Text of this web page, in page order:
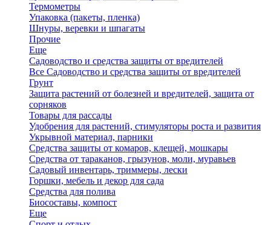
Термометры
Упаковка (пакеты, пленка)
Шнуры, веревки и шпагаты
Прочие
Еще
Садоводство и средства защиты от вредителей
Все Садоводство и средства защиты от вредителей
Грунт
Защита растений от болезней и вредителей, защита от
сорняков
Товары для рассады
Удобрения для растений, стимуляторы роста и развития
Укрывной материал, парники
Средства защиты от комаров, клещей, мошкары
Средства от тараканов, грызунов, моли, муравьев
Садовый инвентарь, триммеры, лески
Горшки, мебель и декор для сада
Средства для полива
Биосоставы, компост
Еще